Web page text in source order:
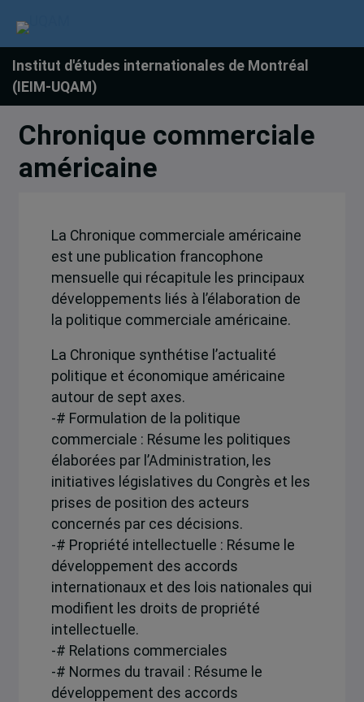
Institut d'études internationales de Montréal
(IEIM-UQAM)
Chronique commerciale
américaine
La Chronique commerciale américaine
est une publication francophone
mensuelle qui récapitule les principaux
développements liés à l’élaboration de
la politique commerciale américaine.
La Chronique synthétise l’actualité
politique et économique américaine
autour de sept axes.
-# Formulation de la politique
commerciale : Résume les politiques
élaborées par l’Administration, les
initiatives législatives du Congrès et les
prises de position des acteurs
concernés par ces décisions.
-# Propriété intellectuelle : Résume le
développement des accords
internationaux et des lois nationales qui
modifient les droits de propriété
intellectuelle.
-# Relations commerciales
-# Normes du travail : Résume le
développement des accords